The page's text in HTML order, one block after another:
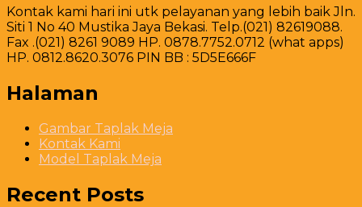
Kontak kami hari ini utk pelayanan yang lebih baik Jln.
Siti 1 No 40 Mustika Jaya Bekasi. Telp.(021) 82619088.
Fax .(021) 8261 9089 HP. 0878.7752.0712 (what apps)
HP. 0812.8620.3076 PIN BB : 5D5E666F
Halaman
Gambar Taplak Meja
Kontak Kami
Model Taplak Meja
Recent Posts